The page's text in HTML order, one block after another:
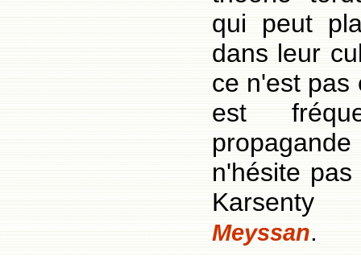
qui peut
dans leur
ce n'est pas
est
n'hésite
Meyssan.